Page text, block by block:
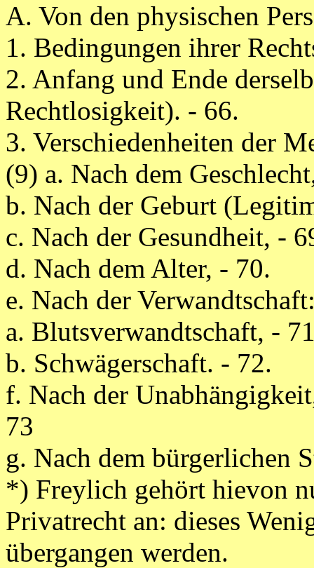
A. Von den physischen
1. Bedingungen ihrer
2. Anfang und Ende
Rechtlosigkeit). - 66.
3. Verschiedenheiten der
(9) a. Nach dem
b. Nach der Geburt
c. Nach der Gesundheit, -
d. Nach dem Alter, - 70.
e. Nach der
a. Blutsverwandtschaft, -
b. Schwägerschaft. - 72.
f. Nach der
73
g. Nach dem bürgerlichen
*) Freylich gehört hievon
Privatrecht an: dieses
übergangen werden.